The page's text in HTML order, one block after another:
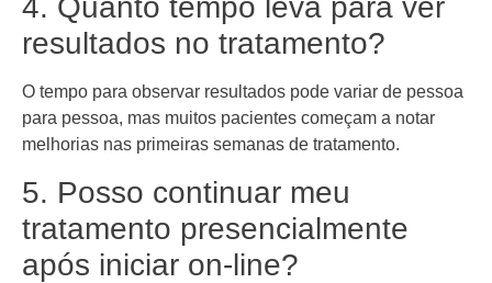
4. Quanto tempo leva para ver
resultados no tratamento?
O tempo para observar resultados pode variar de pessoa
para pessoa, mas muitos pacientes começam a notar
melhorias nas primeiras semanas de tratamento.
5. Posso continuar meu
tratamento presencialmente
após iniciar on-line?